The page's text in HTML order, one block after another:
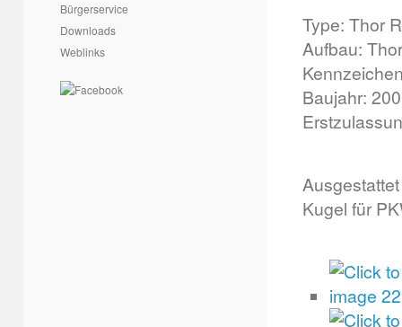
Bürgerservice
Downloads
Weblinks
Type: Thor
Aufbau:
Baujahr:
Kugel für